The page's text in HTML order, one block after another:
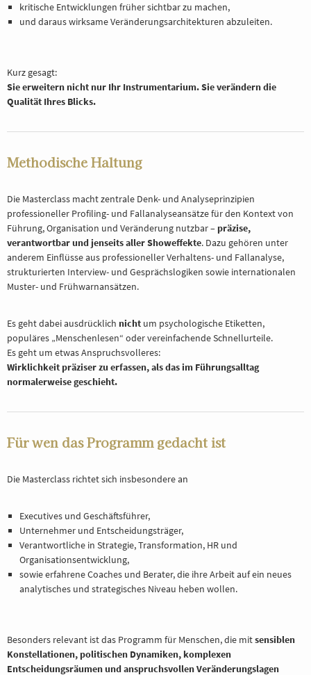
kritische Entwicklungen früher sichtbar zu machen,
und daraus wirksame Veränderungsarchitekturen abzuleiten.
Kurz gesagt:
Sie erweitern nicht nur Ihr Instrumentarium. Sie verändern die
Qualität Ihres Blicks.
Methodische Haltung
Die Masterclass macht zentrale Denk- und Analyseprinzipien
professioneller Profiling- und Fallanalyseansätze für den Kontext von
Führung, Organisation und Veränderung nutzbar – präzise,
verantwortbar und jenseits aller Showeffekte. Dazu gehören unter
anderem Einflüsse aus professioneller Verhaltens- und Fallanalyse,
strukturierten Interview- und Gesprächslogiken sowie internationalen
Muster- und Frühwarnansätzen.
Es geht dabei ausdrücklich nicht um psychologische Etiketten,
populäres „Menschenlesen“ oder vereinfachende Schnellurteile.
Es geht um etwas Anspruchsvolleres:
Wirklichkeit präziser zu erfassen, als das im Führungsalltag
normalerweise geschieht.
Für wen das Programm gedacht ist
Die Masterclass richtet sich insbesondere an
Executives und Geschäftsführer,
Unternehmer und Entscheidungsträger,
Verantwortliche in Strategie, Transformation, HR und
Organisationsentwicklung,
sowie erfahrene Coaches und Berater, die ihre Arbeit auf ein neues
analytisches und strategisches Niveau heben wollen.
Besonders relevant ist das Programm für Menschen, die mitsensiblen
Konstellationen, politischen Dynamiken, komplexen
Entscheidungsräumen und anspruchsvollen Veränderungslagen